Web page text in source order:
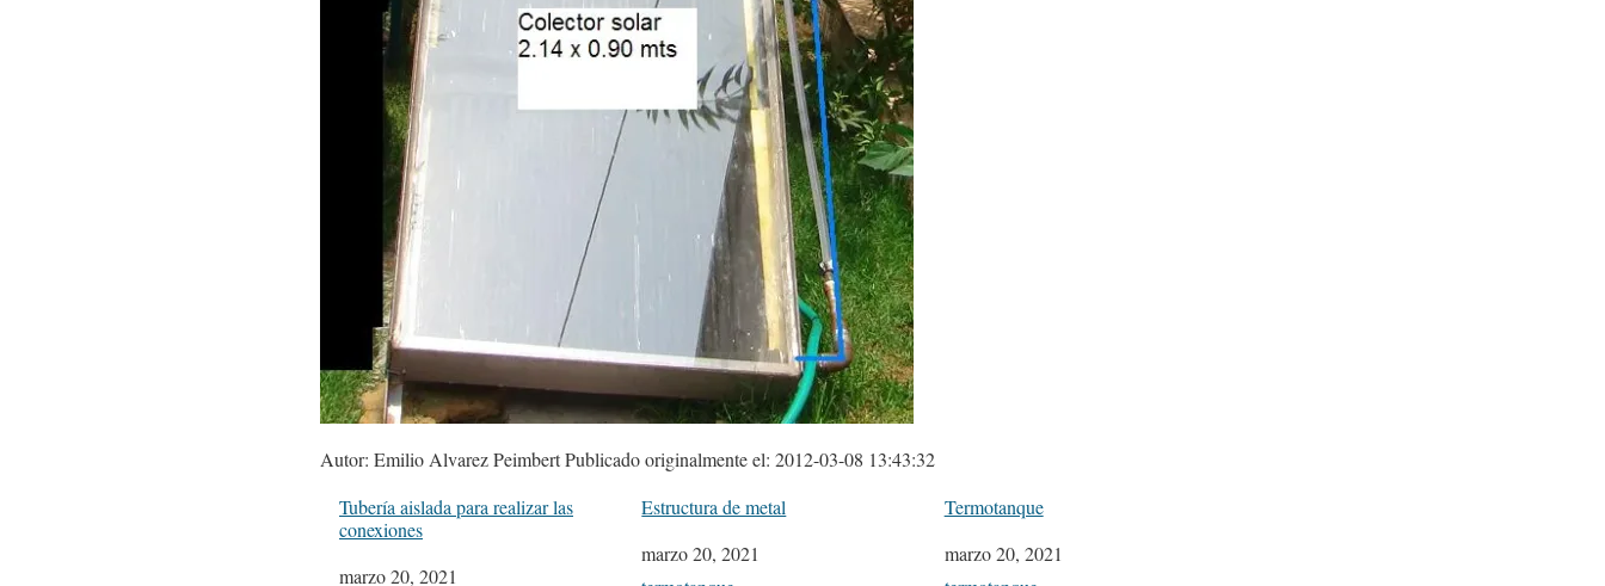
Autor: Emilio Alvarez Peimbert Publicado originalmente el: 2012-03-08 13:43:32
Tubería aislada para realizar las
conexiones
Fecha
marzo 20, 2021
Estructura de metal
Fecha
marzo 20, 2021
Termotanque
Fecha
marzo 20, 2021